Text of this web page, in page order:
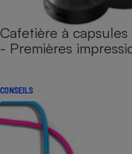
Cafetière à
- Premières
CONSEILS